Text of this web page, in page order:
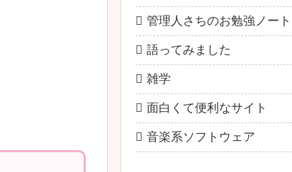
管理人さちのお勉強ノート
語ってみました
雑学
面白くて便利なサイト
音楽系ソフトウェア